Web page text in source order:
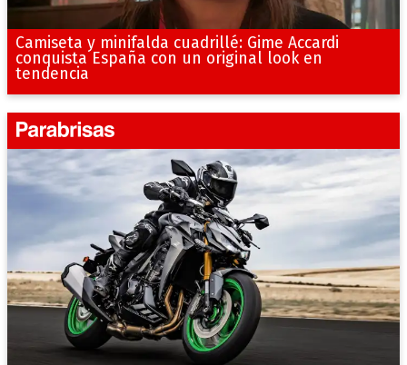
Camiseta y minifalda cuadrillé: Gime Accardi
conquista España con un original look en
tendencia